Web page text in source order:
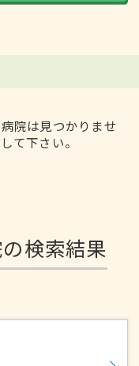
院は見つかりませ
て下さい。
検索結果